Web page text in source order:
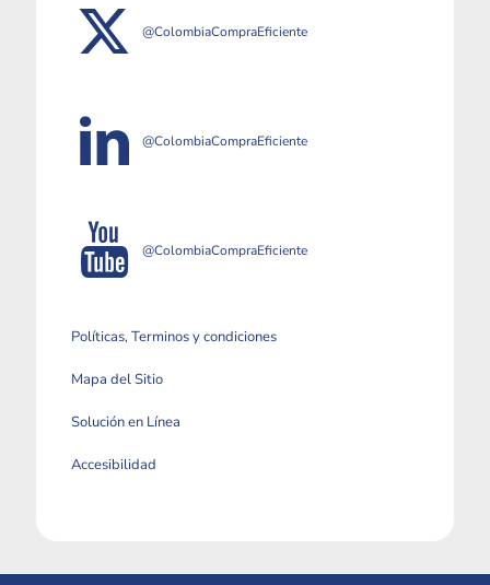
@ColombiaCompraEficiente
@ColombiaCompraEficiente
@ColombiaCompraEficiente
Políticas, Terminos y condiciones
Mapa del Sitio
Solución en Línea
Accesibilidad